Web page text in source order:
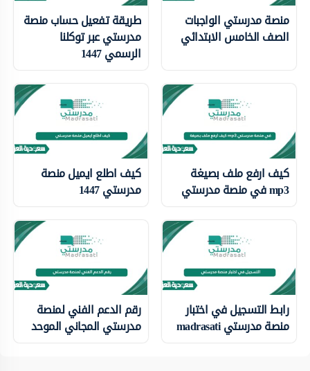
منصة مدرستي الواجبات
الصف الخامس الابتدائي
طريقة تفعيل حساب منصة
مدرستي عبر توكلنا
الرسمي 1447
كيف ارفع ملف بصيغة
mp3 في منصة مدرستي
كيف اطلع ايميل منصة
مدرستي 1447
رابط التسجيل في اختبار
منصة مدرستي madrasati
رقم الدعم الفني لمنصة
مدرستي المجاني الموحد